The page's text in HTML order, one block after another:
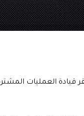
قيادة العمليات